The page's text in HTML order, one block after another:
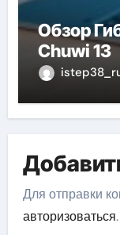
Обзор
Chuwi 13
Для отправки
авторизоваться.